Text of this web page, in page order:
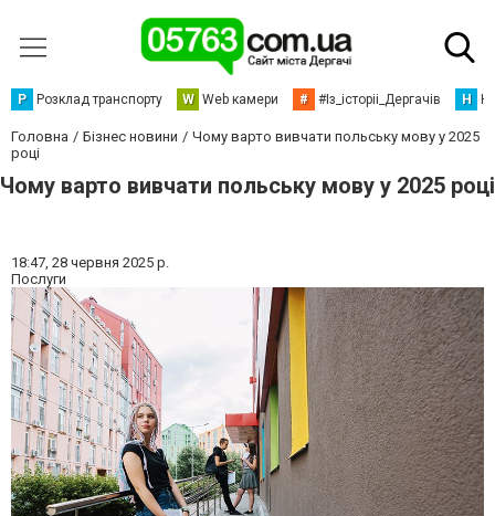
Р Розклад транспорту W Web камери # #Із_історіі_Дергачів Н
Головна Бізнес новини
Чому варто вивчати польську мову у 2025
році
Чому варто вивчати польську мову у 2025 році
18:47, 28 червня 2025 р.
Послуги